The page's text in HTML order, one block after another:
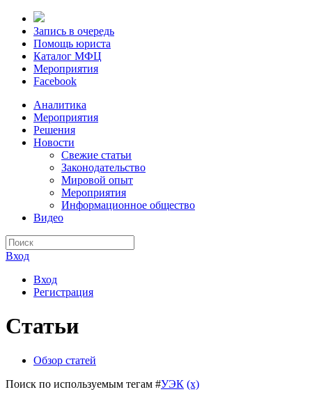
Запись в очередь
Помощь юриста
Каталог МФЦ
Мероприятия
Facebook
Аналитика
Мероприятия
Решения
Новости
Свежие статьи
Законодательство
Мировой опыт
Мероприятия
Информационное общество
Видео
Вход
Вход
Регистрация
Статьи
Обзор статей
Поиск по используемым тегам #УЭК (x)